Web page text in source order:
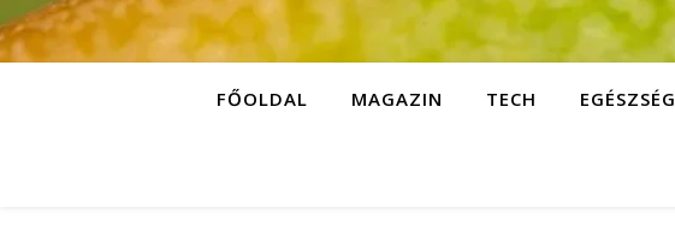
FŐOLDAL MAGAZIN TECH EGÉSZSÉG